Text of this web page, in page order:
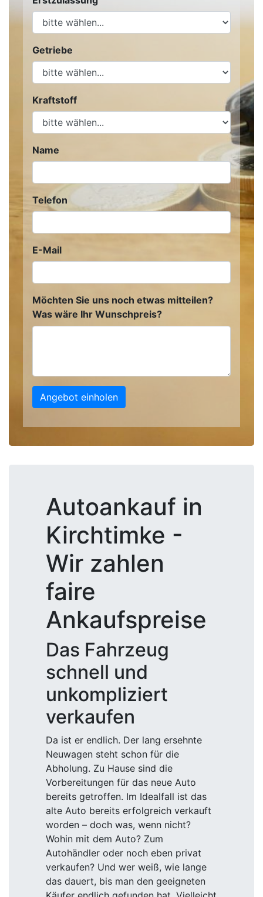
Getriebe
Kraftstoff
Name
Telefon
E-Mail
Möchten Sie uns noch etwas mitteilen?
Was wäre Ihr Wunschpreis?
Angebot einholen
Autoankauf in
Kirchtimke -
Wir zahlen
faire
Ankaufspreise
Das Fahrzeug
schnell und
unkompliziert
verkaufen
Da ist er endlich. Der lang ersehnte
Neuwagen steht schon für die
Abholung. Zu Hause sind die
Vorbereitungen für das neue Auto
bereits getroffen. Im Idealfall ist das
alte Auto bereits erfolgreich verkauft
worden – doch was, wenn nicht?
Wohin mit dem Auto? Zum
Autohändler oder noch eben privat
verkaufen? Und wer weiß, wie lange
das dauert, bis man den geeigneten